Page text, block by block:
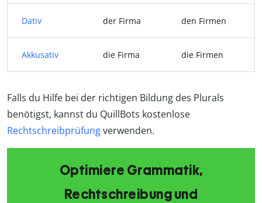
Dativ der Firma den Firmen
Akkusativ die Firma die Firmen
Falls du Hilfe bei der richtigen Bildung des Plurals
benötigst, kannst du QuillBots kostenlose
Rechtschreibprüfungverwenden.
Optimiere Grammatik,
Rechtschreibung und